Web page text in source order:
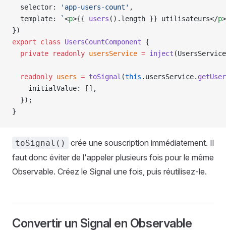
  selector:
'app-users-count' ,
  template:
`<p>{{ users ().length }} utilisateurs</p>
})
export class UsersCountComponent {
  private
readonly usersService = inject
  readonly
users = toSignal (this .usersService.
    initialValue: [],
  });
}
toSignal()
crée une souscription immédiatement. Il
faut donc éviter de l'appeler plusieurs fois pour le même
Observable. Créez le Signal une fois, puis réutilisez-le.
Convertir un Signal en Observable